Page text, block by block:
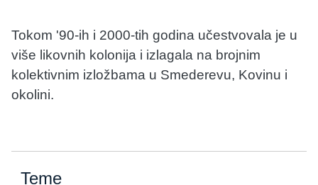
Tokom '90-ih i 2000-tih godina učestvovala je u
više likovnih kolonija i izlagala na brojnim
kolektivnim izložbama u Smederevu, Kovinu i
okolini.
Teme